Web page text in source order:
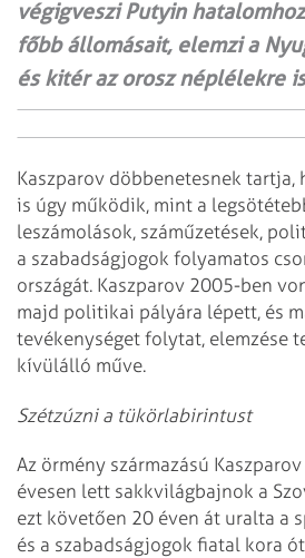
végigveszi Putyin
főbb állomásait, elemzi a
és kitér az orosz néplélekre
Kaszparov döbbenetesnek tartja,
is úgy működik, mint a
leszámolások, száműzetések,
a szabadságjogok folyamatos
országát. Kaszparov 2005-ben
majd politikai pályára lépett, és
tevékenységet folytat, elemzése
kívülálló műve.
Szétzúzni a tükörlabirintust
Az örmény származású
évesen lett sakkvilágbajnok a
ezt követően 20 éven át uralta a
és a szabadságjogok fiatal kora